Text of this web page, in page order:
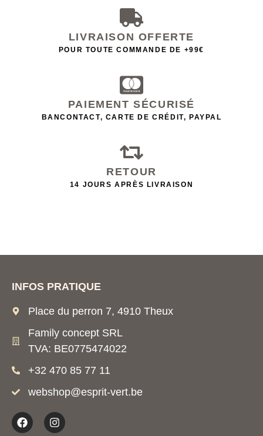
LIVRAISON OFFERTE
POUR TOUTE COMMANDE DE +99€
PAIEMENT SÉCURISÉ
BANCONTACT, CARTE DE CRÉDIT, PAYPAL
RETOUR
14 JOURS APRÈS LIVRAISON
INFOS PRATIQUE
Place du perron 7, 4910 Theux
Family concept SRL
TVA: BE0775474022
+32 470 85 77 11
webshop@esprit-vert.be